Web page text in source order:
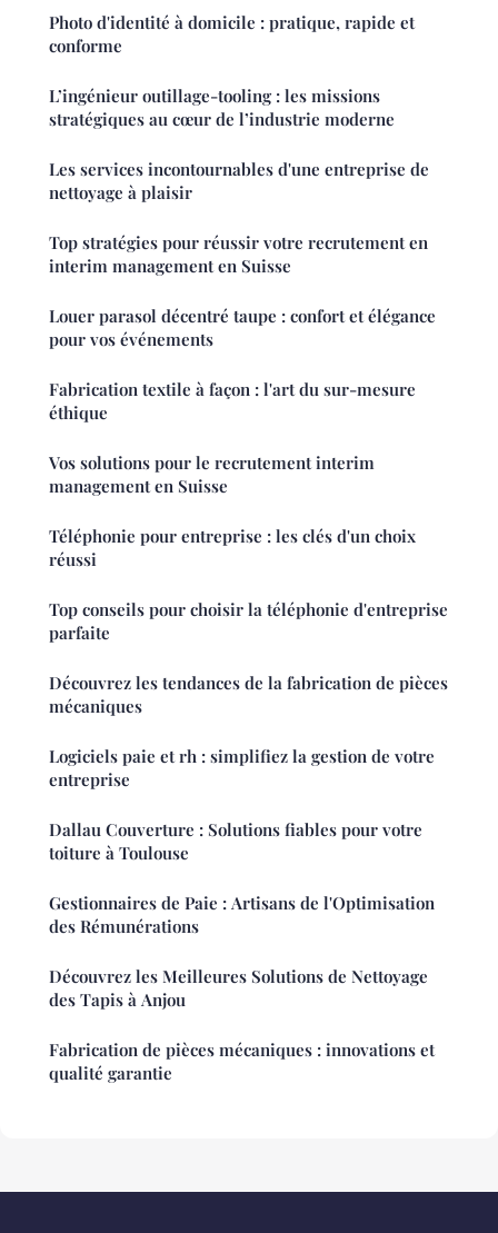
Photo d'identité à domicile : pratique, rapide et
conforme
L’ingénieur outillage-tooling : les missions
stratégiques au cœur de l’industrie moderne
Les services incontournables d'une entreprise de
nettoyage à plaisir
Top stratégies pour réussir votre recrutement en
interim management en Suisse
Louer parasol décentré taupe : confort et élégance
pour vos événements
Fabrication textile à façon : l'art du sur-mesure
éthique
Vos solutions pour le recrutement interim
management en Suisse
Téléphonie pour entreprise : les clés d'un choix
réussi
Top conseils pour choisir la téléphonie d'entreprise
parfaite
Découvrez les tendances de la fabrication de pièces
mécaniques
Logiciels paie et rh : simplifiez la gestion de votre
entreprise
Dallau Couverture : Solutions fiables pour votre
toiture à Toulouse
Gestionnaires de Paie : Artisans de l'Optimisation
des Rémunérations
Découvrez les Meilleures Solutions de Nettoyage
des Tapis à Anjou
Fabrication de pièces mécaniques : innovations et
qualité garantie